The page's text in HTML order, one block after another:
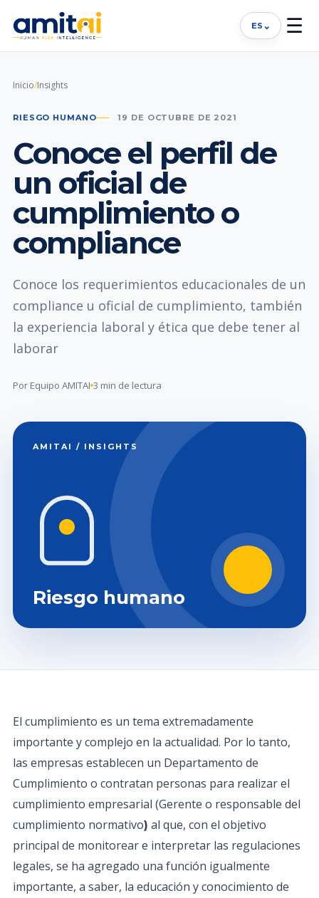
ES ⌄ ☰
Inicio/Insights
RIESGO HUMANO 19 DE OCTUBRE DE 2021
Conoce el perfil de
un oficial de
cumplimiento o
compliance
Conoce los requerimientos educacionales de un
compliance u oficial de cumplimiento, también
la experiencia laboral y ética que debe tener al
laborar
Por Equipo AMITAI 3 min de lectura
AMITAI / INSIGHTS
Riesgo humano
El cumplimiento es un tema extremadamente
importante y complejo en la actualidad. Por lo tanto,
las empresas establecen un Departamento de
Cumplimiento o contratan personas para realizar el
cumplimiento empresarial (Gerente o responsable del
cumplimiento normativo) al que, con el objetivo
principal de monitorear e interpretar las regulaciones
legales, se ha agregado una función igualmente
importante, a saber, la educación y conocimiento de